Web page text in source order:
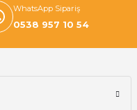
WhatsApp Sipariş
0538 957 10 54